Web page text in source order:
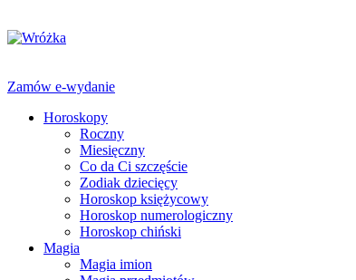
Zamów e-wydanie
Horoskopy
Roczny
Miesięczny
Co da Ci szczęście
Zodiak dziecięcy
Horoskop księżycowy
Horoskop numerologiczny
Horoskop chiński
Magia
Magia imion